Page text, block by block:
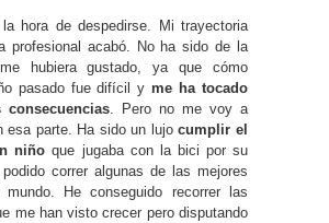
hora de despedirse. Mi trayectoria
profesional acabó. No ha sido de la
hubiera gustado, ya que cómo
pasado fue difícil yme ha tocado
. Pero no me voy a
esa parte. Ha sido un lujocumplir el
niño que jugaba con la bici por su
correr algunas de las mejores
mundo. He conseguido recorrer las
me han visto crecer pero disputando